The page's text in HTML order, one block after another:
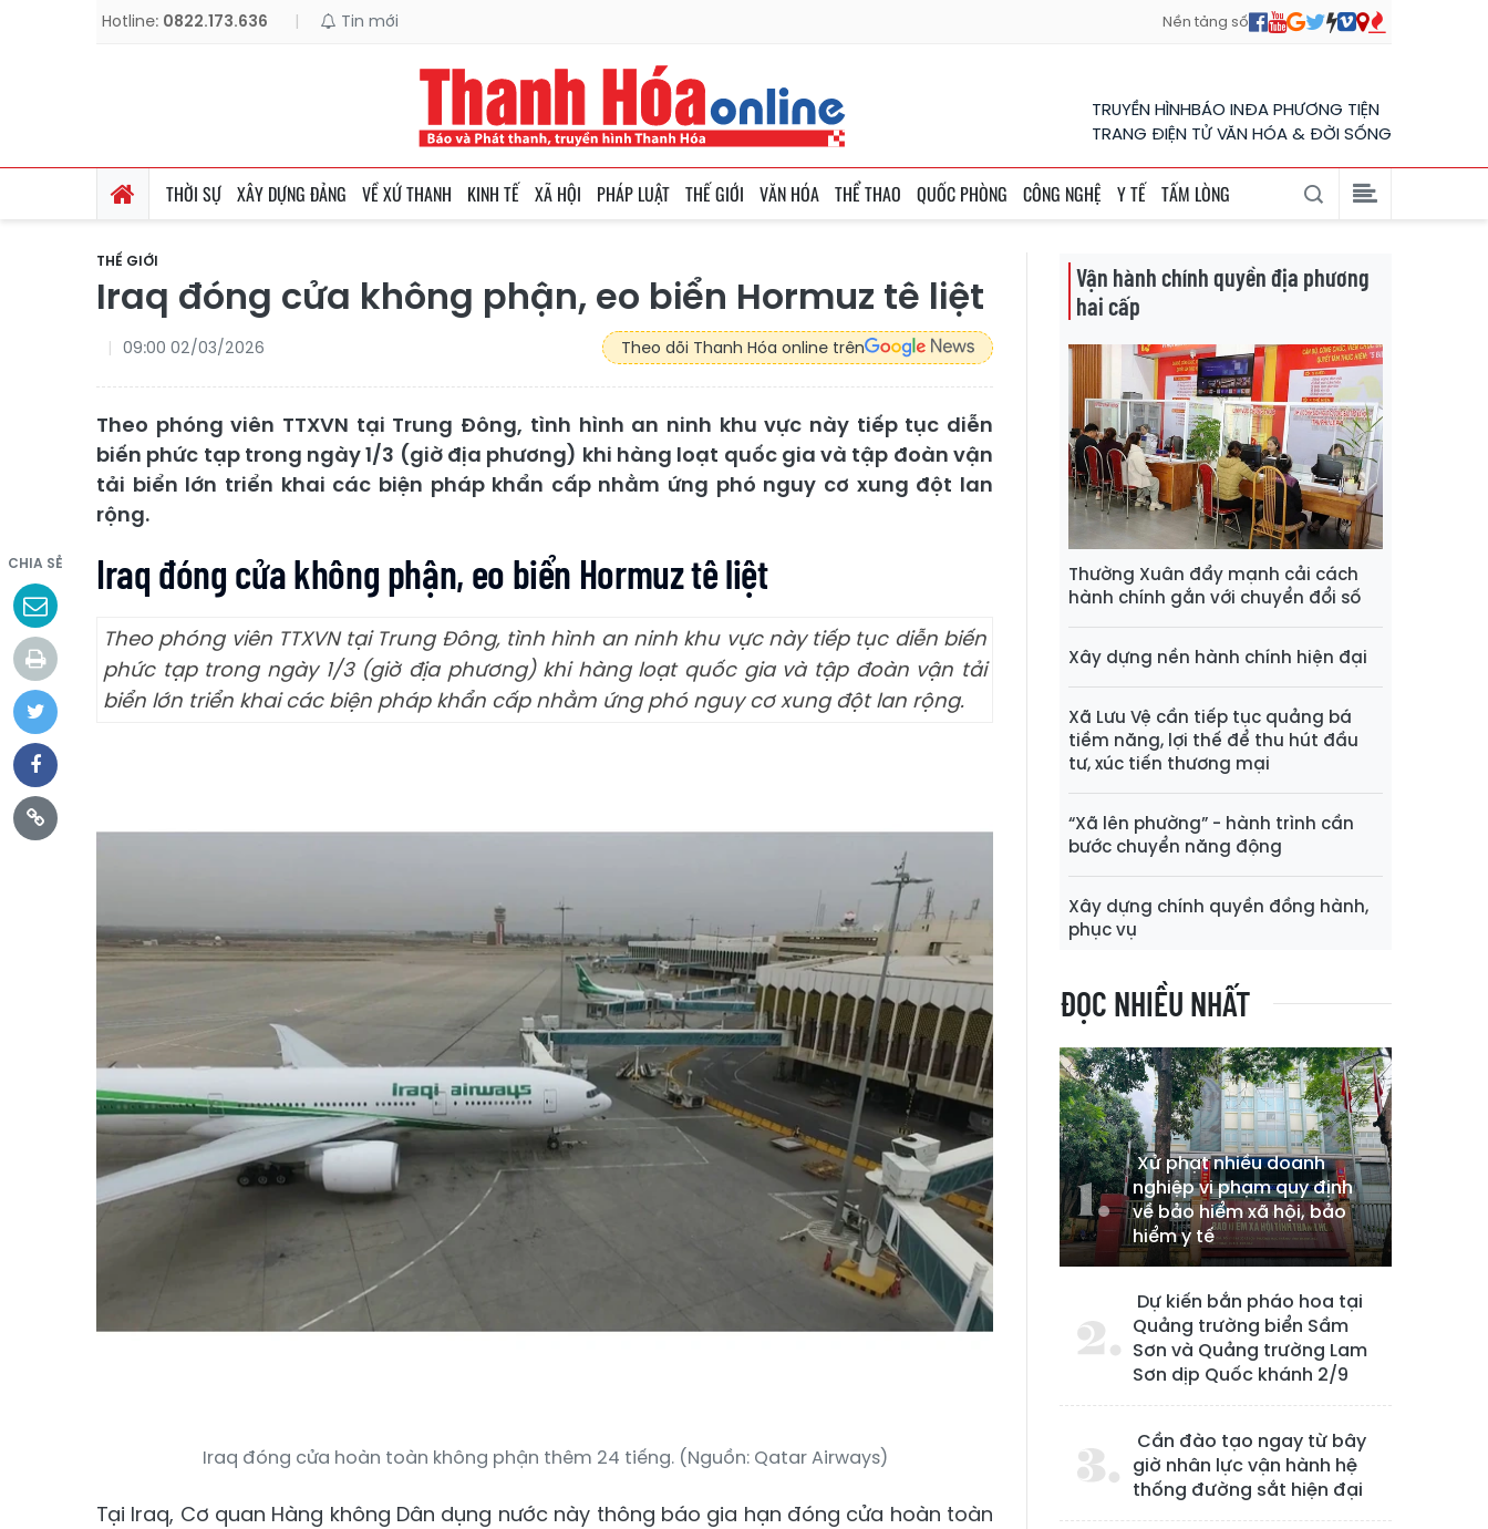
Hotline: 0822.173.636 | Tin mới Nền tảng số
TRUYỀN HÌNHBÁO INĐA PHƯƠNG TIỆN
TRANG ĐIỆN TỬ VĂN HÓA & ĐỜI SỐNG
THỜI SỰ XÂY DỰNG ĐẢNG VỀ XỨ THANH KINH TẾ XÃ HỘI PHÁP LUẬT THẾ GIỚI VĂN HÓA THỂ THAO QUỐC PHÒNG CÔNG NGHỆ Y TẾ TẤM LÒNG
THẾ GIỚI
Iraq đóng cửa không phận, eo biển Hormuz tê liệt
09:00 02/03/2026 Theo dõi Thanh Hóa online trên
Theo phóng viên TTXVN tại Trung Đông, tình hình an ninh khu vực này tiếp tục diễn
biến phức tạp trong ngày 1/3 (giờ địa phương) khi hàng loạt quốc gia và tập đoàn vận
tải biển lớn triển khai các biện pháp khẩn cấp nhằm ứng phó nguy cơ xung đột lan
rộng.
CHIA SẺ Iraq đóng cửa không phận, eo biển Hormuz tê liệt
Theo phóng viên TTXVN tại Trung Đông, tình hình an ninh khu vực này tiếp tục diễn biến
phức tạp trong ngày 1/3 (giờ địa phương) khi hàng loạt quốc gia và tập đoàn vận tải
biển lớn triển khai các biện pháp khẩn cấp nhằm ứng phó nguy cơ xung đột lan rộng.
Iraq đóng cửa hoàn toàn không phận thêm 24 tiếng. (Nguồn: Qatar Airways)
Tại Iraq, Cơ quan Hàng không Dân dụng nước này thông báo gia hạn đóng cửa hoàn toàn
Vận hành chính quyền địa phương
hai cấp
Thường Xuân đẩy mạnh cải cách
hành chính gắn với chuyển đổi số
Xây dựng nền hành chính hiện đại
Xã Lưu Vệ cần tiếp tục quảng bá
tiềm năng, lợi thế để thu hút đầu
tư, xúc tiến thương mại
“Xã lên phường” - hành trình cần
bước chuyển năng động
Xây dựng chính quyền đồng hành,
phục vụ
ĐỌC NHIỀU NHẤT
Xử phạt nhiều doanh
nghiệp vi phạm quy định
về bảo hiểm xã hội, bảo
hiểm y tế
Dự kiến bắn pháo hoa tại
Quảng trường biển Sầm
Sơn và Quảng trường Lam
Sơn dịp Quốc khánh 2/9
Cần đào tạo ngay từ bây
giờ nhân lực vận hành hệ
thống đường sắt hiện đại